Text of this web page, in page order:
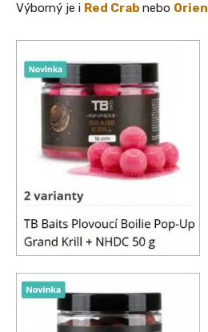
Výborný je i Red Crab nebo